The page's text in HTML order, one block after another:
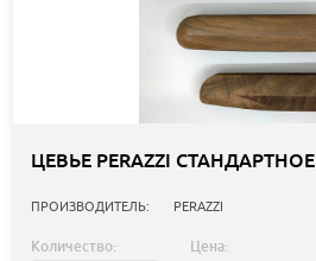
ЦЕВЬЕ PERAZZI СТАНДАРТНОЕ
ПРОИЗВОДИТЕЛЬ: PERAZZI
Количество: Цена: